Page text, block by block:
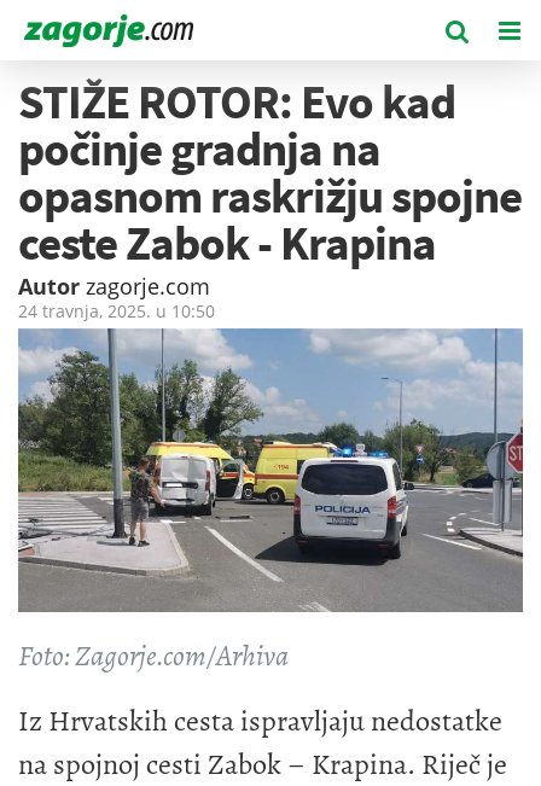
STIŽE ROTOR: Evo kad
počinje gradnja na
opasnom raskrižju spojne
ceste Zabok - Krapina
Autor zagorje.com
24 travnja, 2025. u 10:50
Foto: Zagorje.com/Arhiva
Iz Hrvatskih cesta ispravljaju nedostatke
na spojnoj cesti Zabok – Krapina. Riječ je